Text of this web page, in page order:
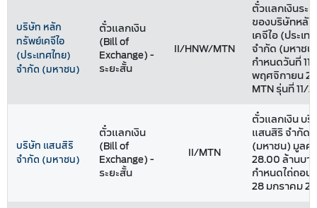
บริษัท หลัก
ทรัพย์เคจีไอ
(ประเทศไทย)
จำกัด (มหาชน)
ตั๋วแลกเงิน
(Bill of
Exchange) -
ระยะสั้น
II/HNW/MTN
ตั๋วแลกเงินระ
ของบริษัทหลั
เคจีไอ (ประเท
จำกัด (มหาช
กำหนดวันที่ 11
พฤศจิกายน
MTN รุ่นที่ 11/
บริษัท แสนสิริ
จำกัด (มหาชน)
ตั๋วแลกเงิน
(Bill of
Exchange) -
ระยะสั้น
II/MTN
ตั๋วแลกเงิน บ
แสนสิริ จำกัด
(มหาชน) มูลค่า
28.00 ล้านบา
กำหนดไถ่ถอน
28 มกราคม